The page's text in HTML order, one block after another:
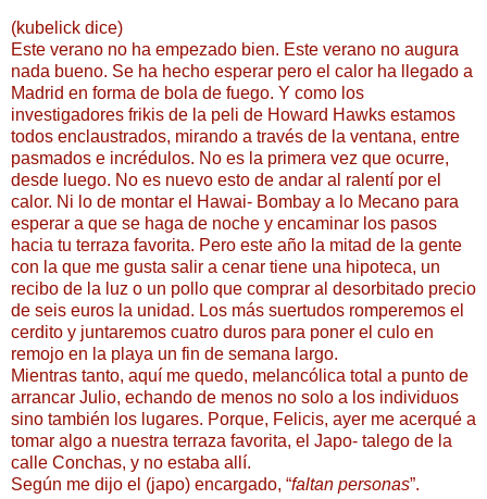
(kubelick dice)
Este verano no ha empezado bien. Este verano no augura
nada bueno. Se ha hecho esperar pero el calor ha llegado a
Madrid en forma de bola de fuego. Y como los
investigadores frikis de la peli de Howard Hawks estamos
todos enclaustrados, mirando a través de la ventana, entre
pasmados e incrédulos. No es la primera vez que ocurre,
desde luego. No es nuevo esto de andar al ralentí por el
calor. Ni lo de montar el Hawai- Bombay a lo Mecano para
esperar a que se haga de noche y encaminar los pasos
hacia tu terraza favorita. Pero este año la mitad de la gente
con la que me gusta salir a cenar tiene una hipoteca, un
recibo de la luz o un pollo que comprar al desorbitado precio
de seis euros la unidad. Los más suertudos romperemos el
cerdito y juntaremos cuatro duros para poner el culo en
remojo en la playa un fin de semana largo.
Mientras tanto, aquí me quedo, melancólica total a punto de
arrancar Julio, echando de menos no solo a los individuos
sino también los lugares. Porque, Felicis, ayer me acerqué a
tomar algo a nuestra terraza favorita, el Japo- talego de la
calle Conchas, y no estaba allí.
Según me dijo el (japo) encargado, “faltan personas”.